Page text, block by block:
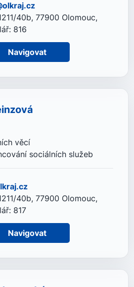
40b, 77900 Olomouc,
816
Navigovat
věcí
sociálních služeb
40b, 77900 Olomouc,
817
Navigovat